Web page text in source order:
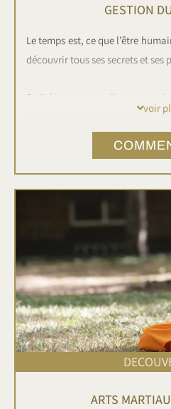
GESTION
Le temps est, ce que l’être
découvrir tous ses secrets et ses
En 5 étapes, vous allez
de simples habitudes
organisation et en adaptation.
voir
ARTS